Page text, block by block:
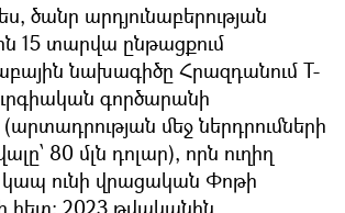
ծանր արդյունաբերության
15 տարվա ընթացքում
նախագիծը Հրազդանում T-
գործարանի
(արտադրության մեջ ներդրումների
80 մլն դոլար), որն ուղիղ
կապ ունի վրացական Փոթի
2023 թվականին